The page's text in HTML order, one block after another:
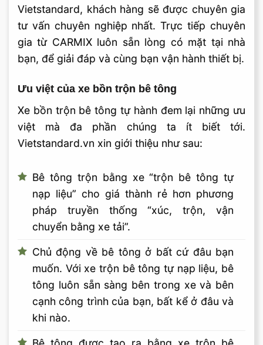
Vietstandard, khách hàng sẽ được chuyên gia
tư vấn chuyên nghiệp nhất. Trực tiếp chuyên
gia từ CARMIX luôn sẵn lòng có mặt tại nhà
bạn, để giải đáp và cùng bạn vận hành thiết bị.
Ưu việt của xe bồn trộn bê tông
Xe bồn trộn bê tông tự hành đem lại những ưu
việt mà đa phần chúng ta ít biết tới.
Vietstandard.vn xin giới thiệu như sau:
Bê tông trộn bằng xe “trộn bê tông tự
nạp liệu” cho giá thành rẻ hơn phương
pháp truyền thống “xúc, trộn, vận
chuyển bằng xe tải”.
Chủ động về bê tông ở bất cứ đâu bạn
muốn. Với xe trộn bê tông tự nạp liệu, bê
tông luôn sẵn sàng bên trong xe và bên
cạnh công trình của bạn, bất kể ở đâu và
khi nào.